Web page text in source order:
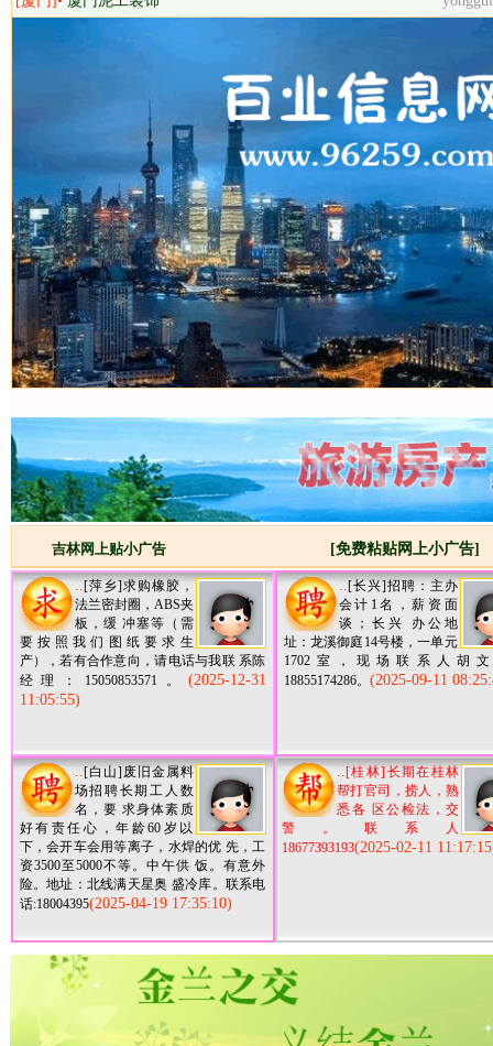
吉林网上贴小广告 [免费粘贴网上小广告]
..[萍乡]求购橡胶，
法兰密封圈，ABS夹
板，缓 冲塞等（需
要按照我们图纸要求生
产），若有合作意向，请电话与我联 系陈
经理：15050853571。 (2025-12-31
11:05:55)
..[长兴]招聘：主办
会计1名，薪资面
谈；长兴 办公地
址：龙溪御庭14号楼，一单元
1702室，现场联系人胡
18855174286。 (2025-09-11
..[白山]废旧金属料
场招聘长期工人数
名，要 求身体素质
好有责任心，年龄60岁以
下，会开车会用等离子，水焊的优 先，工
资3500至5000不等。中午供 饭。有意外
险。地址：北线满天星奥 盛冷库。联系电
话:18004395(2025-04-19 17:35:10)
..[桂林]长期在桂林
帮打官司，捞人，熟
悉各 区公检法，交
警。联系人
18677393193(2025-02-11